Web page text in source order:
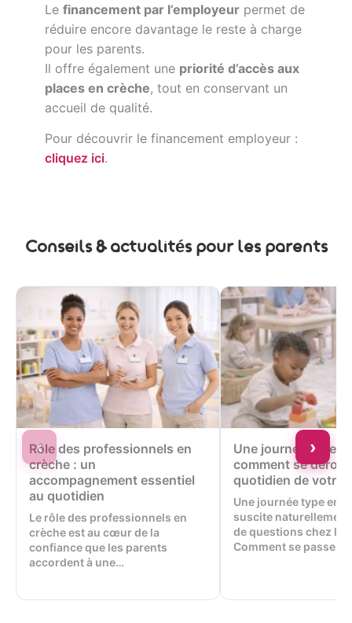
Le financement par l’employeurpermet de
réduire encore davantage le reste à charge
pour les parents.
Il offre également une priorité d’accès aux
places en crèche, tout en conservant un
accueil de qualité.
Pour découvrir le financement employeur :
cliquez ici.
Conseils & actualités pour les parents
‹ ›
Rôle des professionnels en
crèche : un
accompagnement essentiel
au quotidien
Le rôle des professionnels en
crèche est au cœur de la
confiance que les parents
accordent à une…
Une journée type
comment se
quotidien de votre
Une journée type en
suscite
de questions chez
Comment se passe